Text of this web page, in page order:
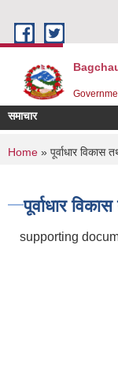
समाचार
You are
Home » पूर्वाधार विकास
पूर्वाधार
supporting